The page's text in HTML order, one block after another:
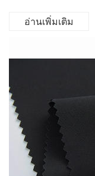
อ่านเพิ่มเติม